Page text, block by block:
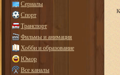
Сериалы
Спорт
Транспорт
Фильмы и анимация
Хобби и образование
Юмор
Все каналы